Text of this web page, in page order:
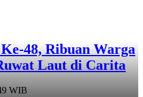
48, Ribuan Warga
Laut di Carita
WIB